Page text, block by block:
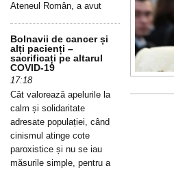
Ateneul Român, a avut
Bolnavii de cancer și
alți pacienți –
sacrificați pe altarul
COVID-19
17:18
Cât valorează apelurile la
calm și solidaritate
adresate populației, când
cinismul atinge cote
paroxistice și nu se iau
măsurile simple, pentru a